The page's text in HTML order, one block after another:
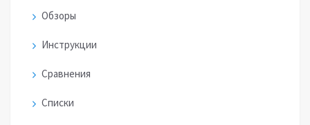
Обзоры
Инструкции
Сравнения
Списки